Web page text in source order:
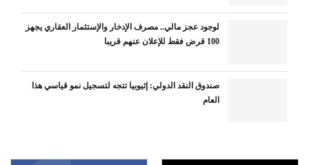
لوجود عجز مالي.. مصرف الإدخار والإستثمار العقاري يجهز
100 قرض فقط للإعلان عنهم قريبا
صندوق النقد الدولي: إثيوبيا تتجه لتسجيل نمو قياسي هذا
العام